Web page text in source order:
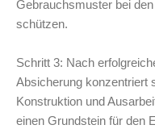
Gebrauchsmuster bei
schützen.
Schritt 3: Nach
Absicherung konzentriert
Konstruktion und
einen Grundstein für den